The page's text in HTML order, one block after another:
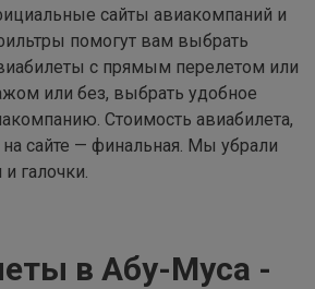
сайты авиакомпаний и
помогут вам выбрать
с прямым перелетом или
или без, выбрать удобное
Стоимость авиабилета,
сайте — финальная. Мы убрали
галочки.
в Абу-Муса -